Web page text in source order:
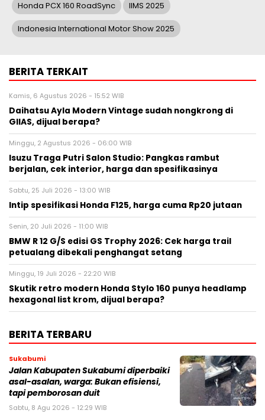
Honda PCX 160 RoadSync IIMS 2025
Indonesia International Motor Show 2025
BERITA TERKAIT
Kamis, 6 Agustus 2026 - 15:52 WIB
Daihatsu Ayla Modern Vintage sudah nongkrong di
GIIAS, dijual berapa?
Minggu, 2 Agustus 2026 - 06:00 WIB
Isuzu Traga Putri Salon Studio: Pangkas rambut
berjalan, cek interior, harga dan spesifikasinya
Sabtu, 25 Juli 2026 - 13:00 WIB
Intip spesifikasi Honda F125, harga cuma Rp20 jutaan
Senin, 20 Juli 2026 - 11:00 WIB
BMW R 12 G/S edisi GS Trophy 2026: Cek harga trail
petualang dibekali penghangat setang
Minggu, 19 Juli 2026 - 22:20 WIB
Skutik retro modern Honda Stylo 160 punya headlamp
hexagonal list krom, dijual berapa?
BERITA TERBARU
Sukabumi
Jalan Kabupaten Sukabumi diperbaiki
asal-asalan, warga: Bukan efisiensi,
tapi pemborosan duit
Sabtu, 8 Agu 2026 - 12:29 WIB